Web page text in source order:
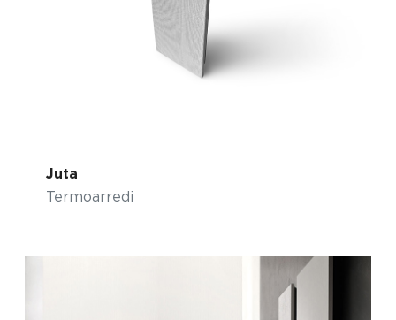
Juta
Termoarredi